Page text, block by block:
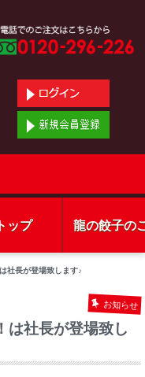
ップ 龍の餃子の
社長が登場致します♪
お知らせ
は社長が登場致し